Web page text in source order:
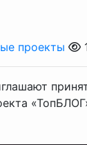
проекты